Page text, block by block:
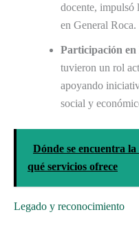
docente, impulsó
en General Roca.
Participación
tuvieron un rol
apoyando
social y
Dónde se encuentra
qué servicios ofrece
Legado y reconocimiento